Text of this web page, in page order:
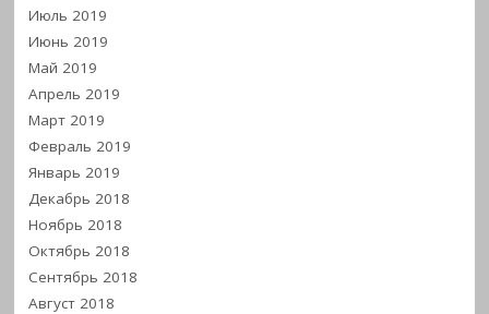
Июль 2019
Июнь 2019
Май 2019
Апрель 2019
Март 2019
Февраль 2019
Январь 2019
Декабрь 2018
Ноябрь 2018
Октябрь 2018
Сентябрь 2018
Август 2018